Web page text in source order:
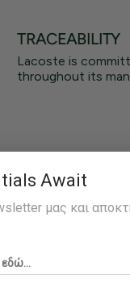
TRACEABILITY
Lacoste is
throughout its
Await
μας και
εδώ...